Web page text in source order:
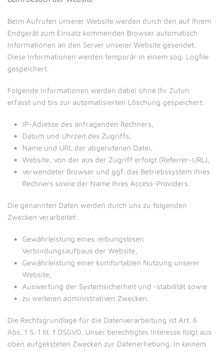
Beim Aufrufen unserer Website werden durch den auf Ihrem
Endgerät zum Einsatz kommenden Browser automatisch
Informationen an den Server unserer Website gesendet.
Diese Informationen werden temporär in einem sog. Logfile
gespeichert.
Folgende Informationen werden dabei ohne Ihr Zutun
erfasst und bis zur automatisierten Löschung gespeichert:
IP-Adresse des anfragenden Rechners,
Datum und Uhrzeit des Zugriffs,
Name und URL der abgerufenen Datei,
Website, von der aus der Zugriff erfolgt (Referrer-URL),
verwendeter Browser und ggf. das Betriebssystem Ihres
Rechners sowie der Name Ihres Access-Providers.
Die genannten Daten werden durch uns zu folgenden
Zwecken verarbeitet:
Gewährleistung eines reibungslosen
Verbindungsaufbaus der Website,
Gewährleistung einer komfortablen Nutzung unserer
Website,
Auswertung der Systemsicherheit und -stabilität sowie
zu weiteren administrativen Zwecken.
Die Rechtsgrundlage für die Datenverarbeitung ist Art. 6
Abs. 1 S. 1 lit. f DSGVO. Unser berechtigtes Interesse folgt aus
oben aufgelisteten Zwecken zur Datenerhebung. In keinem